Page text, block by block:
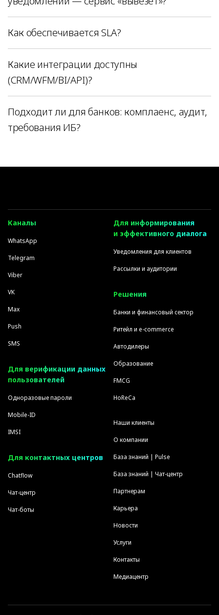
Как обеспечивается SLA?
Какие интеграции доступны
(CRM/WFM/BI/API)?
Подходит ли для банков: комплаенс, аудит,
требования ИБ?
Каналы
WhatsApp
Telegram
Viber
VK
Max
Push
SMS
Для верификации данных
пользователей
Одноразовые пароли
Mobile-ID
IMSI
Для контактных центров
Chatflow
Чат-центр
Чат-боты
Для информирования
и эффективного диалога
Уведомления для клиентов
Рассылки и аудитории
Решения
Банки и финансовый сектор
Ритейл и e-commerce
Автодилеры
Образование
FMCG
HoReCa
Наши клиенты
О компании
База знаний | Pulse
База знаний | Чат-центр
Партнерам
Карьера
Новости
Услуги
Контакты
Медиацентр